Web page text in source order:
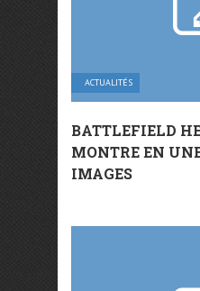
ACTUALITÉS
BATTLEFIELD
MONTRE EN
IMAGES